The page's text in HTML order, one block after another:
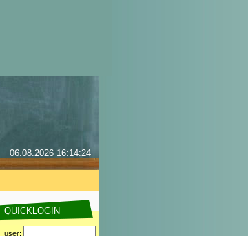
06.08.2026 16:14:24
QUICKLOGIN
user: